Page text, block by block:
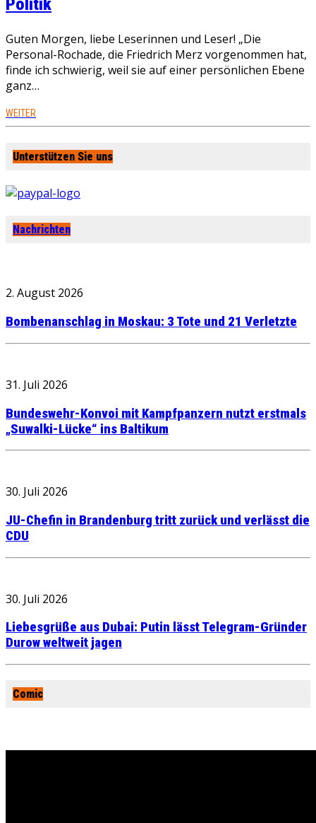
Politik
Guten Morgen, liebe Leserinnen und Leser! „Die
Personal-Rochade, die Friedrich Merz vorgenommen hat,
finde ich schwierig, weil sie auf einer persönlichen Ebene
ganz…
WEITER
Unterstützen Sie uns
Nachrichten
2. August 2026
Bombenanschlag in Moskau: 3 Tote und 21 Verletzte
31. Juli 2026
Bundeswehr-Konvoi mit Kampfpanzern nutzt erstmals
„Suwalki-Lücke“ ins Baltikum
30. Juli 2026
JU-Chefin in Brandenburg tritt zurück und verlässt die
CDU
30. Juli 2026
Liebesgrüße aus Dubai: Putin lässt Telegram-Gründer
Durow weltweit jagen
Comic